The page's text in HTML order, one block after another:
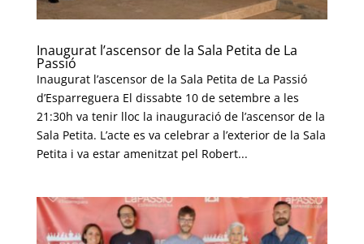
Inaugurat l’ascensor de la Sala Petita de La
Passió
Inaugurat l’ascensor de la Sala Petita de La Passió
d’Esparreguera El dissabte 10 de setembre a les
21:30h va tenir lloc la inauguració de l’ascensor de la
Sala Petita. L’acte es va celebrar a l’exterior de la Sala
Petita i va estar amenitzat pel Robert...